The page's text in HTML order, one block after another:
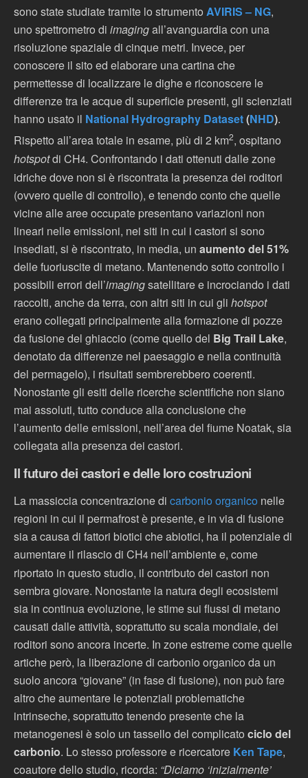
sono state studiate tramite lo strumento AVIRIS – NG,
uno spettrometro di imagingall’avanguardia con una
risoluzione spaziale di cinque metri. Invece, per
conoscere il sito ed elaborare una cartina che
permettesse di localizzare le dighe e riconoscere le
differenze tra le acque di superficie presenti, gli scienziati
hanno usato il National Hydrography Dataset(NHD).
Rispetto all’area totale in esame, più di 2 km2, ospitano
hotspotdi CH4. Confrontando i dati ottenuti dalle zone
idriche dove non si è riscontrata la presenza dei roditori
(ovvero quelle di controllo), e tenendo conto che quelle
vicine alle aree occupate presentano variazioni non
lineari nelle emissioni, nei siti in cui i castori si sono
insediati, si è riscontrato, in media, un aumento del 51%
delle fuoriuscite di metano. Mantenendo sotto controllo i
possibili errori dell’imagingsatellitare e incrociando i dati
raccolti, anche da terra, con altri siti in cui gli hotspot
erano collegati principalmente alla formazione di pozze
da fusione del ghiaccio (come quello del Big Trail Lake,
denotato da differenze nel paesaggio e nella continuità
del permagelo), i risultati sembrerebbero coerenti.
Nonostante gli esiti delle ricerche scientifiche non siano
mai assoluti, tutto conduce alla conclusione che
l’aumento delle emissioni, nell’area del fiume Noatak, sia
collegata alla presenza dei castori.
Il futuro dei castori e delle loro costruzioni
La massiccia concentrazione di carbonio organico nelle
regioni in cui il permafrost è presente, e in via di fusione
sia a causa di fattori biotici che abiotici, ha il potenziale di
aumentare il rilascio di CH4 nell’ambiente e, come
riportato in questo studio, il contributo dei castori non
sembra giovare. Nonostante la natura degli ecosistemi
sia in continua evoluzione, le stime sui flussi di metano
causati dalle attività, soprattutto su scala mondiale, dei
roditori sono ancora incerte. In zone estreme come quelle
artiche però, la liberazione di carbonio organico da un
suolo ancora “giovane” (in fase di fusione), non può fare
altro che aumentare le potenziali problematiche
intrinseche, soprattutto tenendo presente che la
metanogenesi è solo un tassello del complicato ciclo del
carbonio. Lo stesso professore e ricercatore Ken Tape,
coautore dello studio, ricorda: “Diciamo ‘inizialmente’